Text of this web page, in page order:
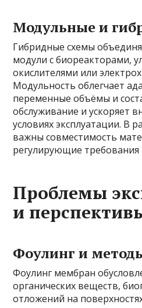
Модульные и
Гибридные схемы
модули с биореакторами,
окислителями или
Модульность облегчает
переменные объёмы и
обслуживание и ускоряет
условиях эксплуатации. В
важны совместимость
регулирующие требования
Проблемы
и
Фоулинг и
Фоулинг мембран
органических веществ,
отложений на